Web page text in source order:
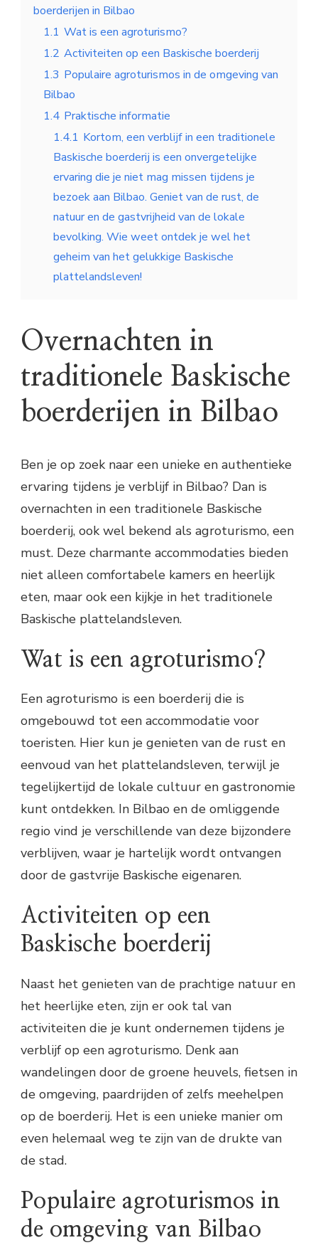
boerderijen in Bilbao
1.1 Wat is een agroturismo?
1.2 Activiteiten op een Baskische boerderij
1.3 Populaire agroturismos in de omgeving van
Bilbao
1.4 Praktische informatie
1.4.1 Kortom, een verblijf in een traditionele
Baskische boerderij is een onvergetelijke
ervaring die je niet mag missen tijdens je
bezoek aan Bilbao. Geniet van de rust, de
natuur en de gastvrijheid van de lokale
bevolking. Wie weet ontdek je wel het
geheim van het gelukkige Baskische
plattelandsleven!
Overnachten in
traditionele Baskische
boerderijen in Bilbao
Ben je op zoek naar een unieke en authentieke
ervaring tijdens je verblijf in Bilbao? Dan is
overnachten in een traditionele Baskische
boerderij, ook wel bekend als agroturismo, een
must. Deze charmante accommodaties bieden
niet alleen comfortabele kamers en heerlijk
eten, maar ook een kijkje in het traditionele
Baskische plattelandsleven.
Wat is een agroturismo?
Een agroturismo is een boerderij die is
omgebouwd tot een accommodatie voor
toeristen. Hier kun je genieten van de rust en
eenvoud van het plattelandsleven, terwijl je
tegelijkertijd de lokale cultuur en gastronomie
kunt ontdekken. In Bilbao en de omliggende
regio vind je verschillende van deze bijzondere
verblijven, waar je hartelijk wordt ontvangen
door de gastvrije Baskische eigenaren.
Activiteiten op een
Baskische boerderij
Naast het genieten van de prachtige natuur en
het heerlijke eten, zijn er ook tal van
activiteiten die je kunt ondernemen tijdens je
verblijf op een agroturismo. Denk aan
wandelingen door de groene heuvels, fietsen in
de omgeving, paardrijden of zelfs meehelpen
op de boerderij. Het is een unieke manier om
even helemaal weg te zijn van de drukte van
de stad.
Populaire agroturismos in
de omgeving van Bilbao